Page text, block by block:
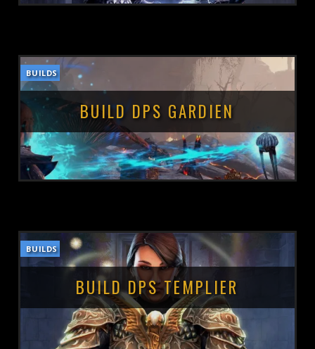
POSTÉ LE :9 OCTOBRE 2021
BUILDS
BUILD DPS GARDIEN
POSTÉ LE :9 OCTOBRE 2021
BUILDS
BUILD DPS TEMPLIER